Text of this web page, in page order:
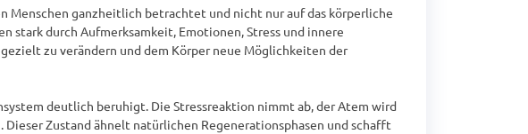
Menschen ganzheitlich betrachtet und nicht nur auf das körperliche
stark durch Aufmerksamkeit, Emotionen, Stress und innere
zu verändern und dem Körper neue Möglichkeiten der
deutlich beruhigt. Die Stressreaktion nimmt ab, der Atem wird
Zustand ähnelt natürlichen Regenerationsphasen und schafft